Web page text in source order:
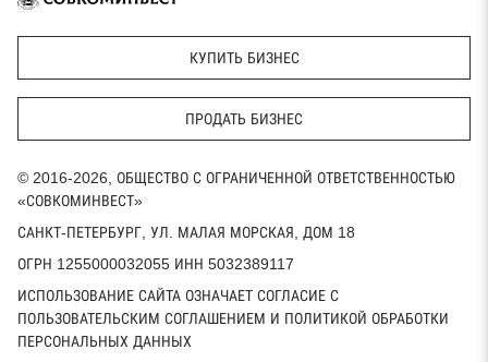
КУПИТЬ БИЗНЕС
ПРОДАТЬ БИЗНЕС
© 2016-2026, ОБЩЕСТВО С ОГРАНИЧЕННОЙ ОТВЕТСТВЕННОСТЬЮ
«СОВКОМИНВЕСТ»
САНКТ-ПЕТЕРБУРГ, УЛ. МАЛАЯ МОРСКАЯ, ДОМ 18
ОГРН 1255000032055 ИНН 5032389117
ИСПОЛЬЗОВАНИЕ САЙТА ОЗНАЧАЕТ СОГЛАСИЕ С
ПОЛЬЗОВАТЕЛЬСКИМ СОГЛАШЕНИЕМ И ПОЛИТИКОЙ ОБРАБОТКИ
ПЕРСОНАЛЬНЫХ ДАННЫХ